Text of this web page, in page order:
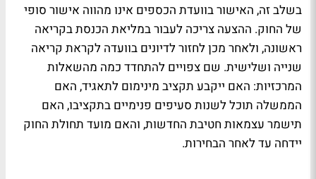
בשלב זה, האישור בוועדת הכספים אינו מהווה אישור סופי
של החוק. ההצעה צריכה לעבור במליאת הכנסת בקריאה
ראשונה, ולאחר מכן לחזור לדיונים בוועדה לקראת קריאה
שנייה ושלישית. שם צפויים להתחדד כמה מהשאלות
המרכזיות: האם ייקבע תקציב מינימום לתאגיד, האם
הממשלה תוכל לשנות סעיפים פנימיים בתקציבו, האם
תישמר עצמאות חטיבת החדשות, והאם מועד תחולת החוק
יידחה עד לאחר הבחירות.